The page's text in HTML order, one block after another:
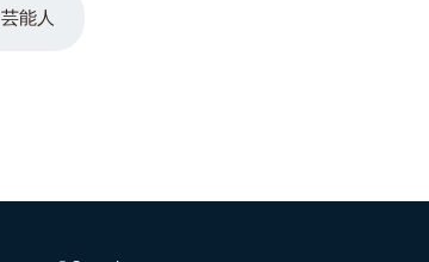
芸能人